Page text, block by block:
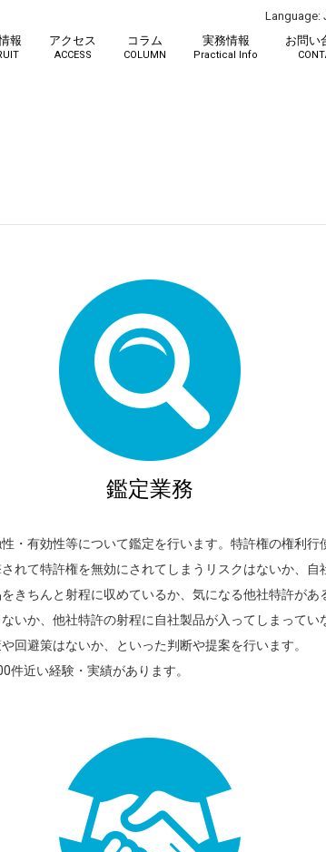
報 アクセス
ACCESS
コラム
COLUMN
実務情報
Practical Info
お問い
Language:
鑑定業務
・有効性等について鑑定を行います。特許権の権利行
れて特許権を無効にされてしまうリスクはないか、自
きちんと射程に収めているか、気になる他社特許があ
いか、他社特許の射程に自社製品が入ってしまってい
回避策はないか、といった判断や提案を行います。
件近い経験・実績があります。